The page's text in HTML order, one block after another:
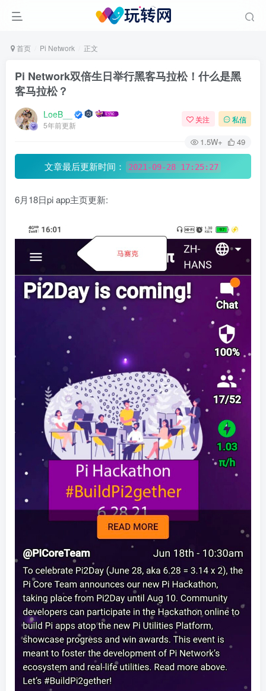
首页 Pi Network 正文
Pi Network双倍生日举行黑客马拉松！什么是黑
客马拉松？
LoeB__
5年前更新
关注 私信
1.5W+ 49
文章最后更新时间： 2021-09-28 17:25:27
6月18日pi app主页更新: